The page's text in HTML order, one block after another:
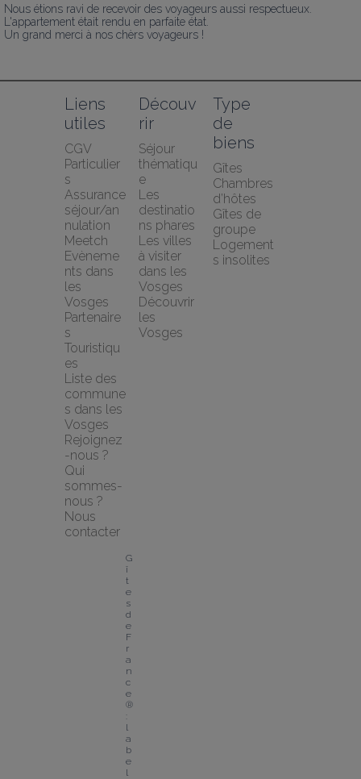
Nous étions ravi de recevoir des voyageurs aussi respectueux.
L'appartement était rendu en parfaite état.
Un grand merci à nos chèrs voyageurs !
Liens
utiles
CGV
Particulier
s
Assurance
séjour/an
nulation
Meetch
Evèneme
nts dans
les
Vosges
Partenaire
s
Touristiqu
es
Liste des
commune
s dans les
Vosges
Rejoignez
-nous ?
Qui
sommes-
nous ?
Nous
contacter
Découv
rir
Séjour
thématiqu
e
Les
destinatio
ns phares
Les villes
à visiter
dans les
Vosges
Découvrir
les
Vosges
Type
de
biens
Gîtes
Chambres
d’hôtes
Gîtes de
groupe
Logement
s insolites
G
î
t
e
s
d
e
F
r
a
n
c
e
®
:
l
a
b
e
l